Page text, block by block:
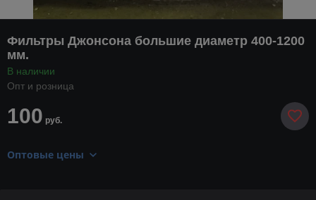
Фильтры Джонсона большие диаметр 400-1200
мм.
В наличии
Опт и розница
100 руб.
Оптовые цены